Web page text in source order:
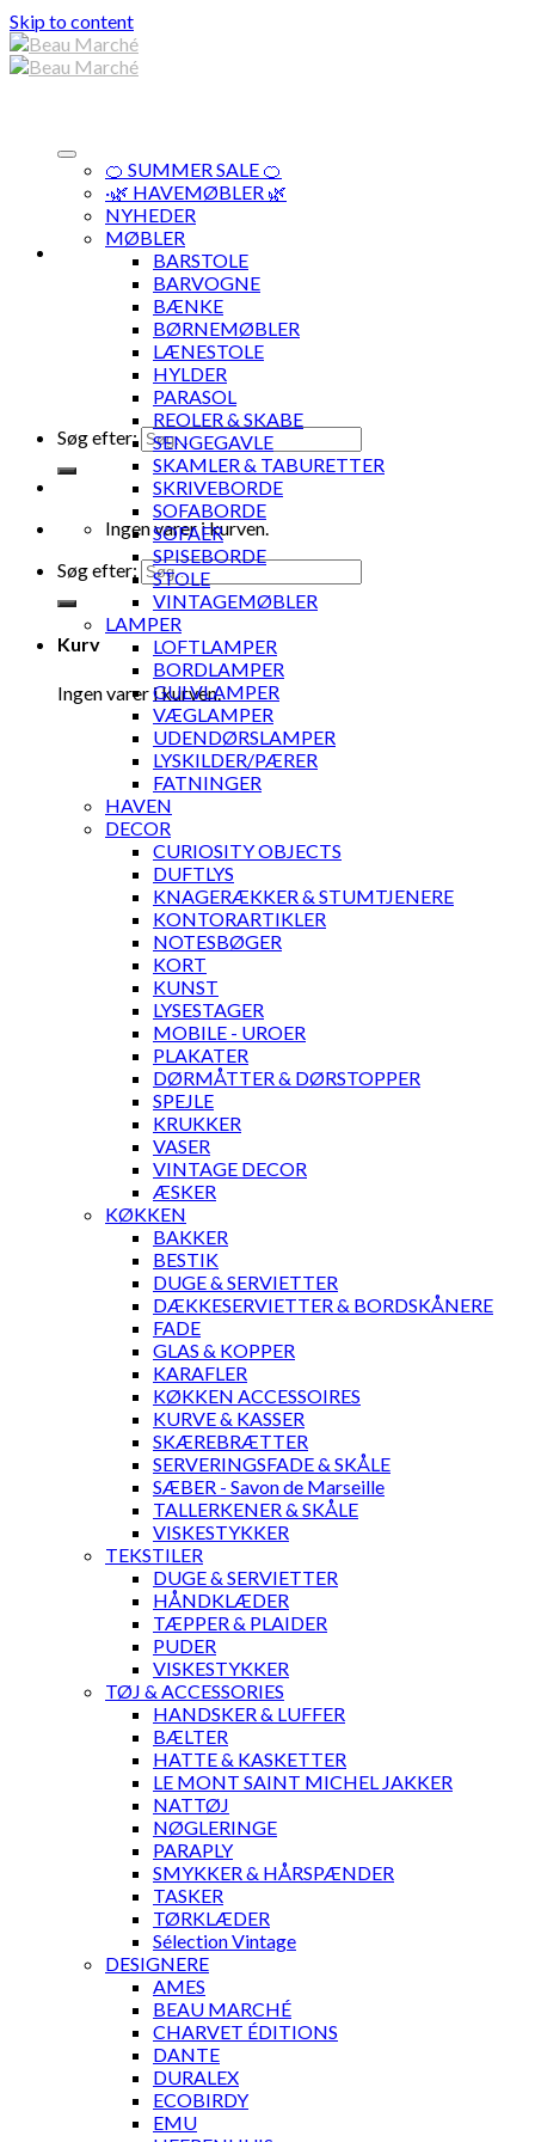
Skip to content
Søg efter:
Ingen varer i kurven.
Søg efter:
Kurv
Ingen varer i kurven.
🍊 SUMMER SALE 🍊
·🌿 HAVEMØBLER 🌿
NYHEDER
MØBLER
BARSTOLE
BARVOGNE
BÆNKE
BØRNEMØBLER
LÆNESTOLE
HYLDER
PARASOL
REOLER & SKABE
SENGEGAVLE
SKAMLER & TABURETTER
SKRIVEBORDE
SOFABORDE
SOFAER
SPISEBORDE
STOLE
VINTAGEMØBLER
LAMPER
LOFTLAMPER
BORDLAMPER
GULVLAMPER
VÆGLAMPER
UDENDØRSLAMPER
LYSKILDER/PÆRER
FATNINGER
HAVEN
DECOR
CURIOSITY OBJECTS
DUFTLYS
KNAGERÆKKER & STUMTJENERE
KONTORARTIKLER
NOTESBØGER
KORT
KUNST
LYSESTAGER
MOBILE - UROER
PLAKATER
DØRMÅTTER & DØRSTOPPER
SPEJLE
KRUKKER
VASER
VINTAGE DECOR
ÆSKER
KØKKEN
BAKKER
BESTIK
DUGE & SERVIETTER
DÆKKESERVIETTER & BORDSKÅNERE
FADE
GLAS & KOPPER
KARAFLER
KØKKEN ACCESSOIRES
KURVE & KASSER
SKÆREBRÆTTER
SERVERINGSFADE & SKÅLE
SÆBER - Savon de Marseille
TALLERKENER & SKÅLE
VISKESTYKKER
TEKSTILER
DUGE & SERVIETTER
HÅNDKLÆDER
TÆPPER & PLAIDER
PUDER
VISKESTYKKER
TØJ & ACCESSORIES
HANDSKER & LUFFER
BÆLTER
HATTE & KASKETTER
LE MONT SAINT MICHEL JAKKER
NATTØJ
NØGLERINGE
PARAPLY
SMYKKER & HÅRSPÆNDER
TASKER
TØRKLÆDER
Sélection Vintage
DESIGNERE
AMES
BEAU MARCHÉ
CHARVET ÉDITIONS
DANTE
DURALEX
ECOBIRDY
EMU